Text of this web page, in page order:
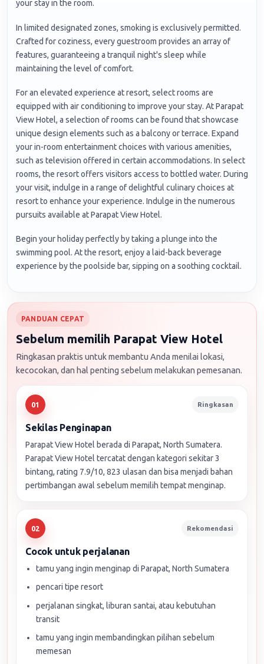
your stay in the room.
In limited designated zones, smoking is exclusively permitted.
Crafted for coziness, every guestroom provides an array of
features, guaranteeing a tranquil night's sleep while
maintaining the level of comfort.
For an elevated experience at resort, select rooms are
equipped with air conditioning to improve your stay. At Parapat
View Hotel, a selection of rooms can be found that showcase
unique design elements such as a balcony or terrace. Expand
your in-room entertainment choices with various amenities,
such as television offered in certain accommodations. In select
rooms, the resort offers visitors access to bottled water. During
your visit, indulge in a range of delightful culinary choices at
resort to enhance your experience. Indulge in the numerous
pursuits available at Parapat View Hotel.
Begin your holiday perfectly by taking a plunge into the
swimming pool. At the resort, enjoy a laid-back beverage
experience by the poolside bar, sipping on a soothing cocktail.
PANDUAN CEPAT
Sebelum memilih Parapat View Hotel
Ringkasan praktis untuk membantu Anda menilai lokasi,
kecocokan, dan hal penting sebelum melakukan pemesanan.
01 Ringkasan
Sekilas Penginapan
Parapat View Hotel berada di Parapat, North Sumatera.
Parapat View Hotel tercatat dengan kategori sekitar 3
bintang, rating 7.9/10, 823 ulasan dan bisa menjadi bahan
pertimbangan awal sebelum memilih tempat menginap.
02 Rekomendasi
Cocok untuk perjalanan
tamu yang ingin menginap di Parapat, North Sumatera
pencari tipe resort
perjalanan singkat, liburan santai, atau kebutuhan
transit
tamu yang ingin membandingkan pilihan sebelum
memesan